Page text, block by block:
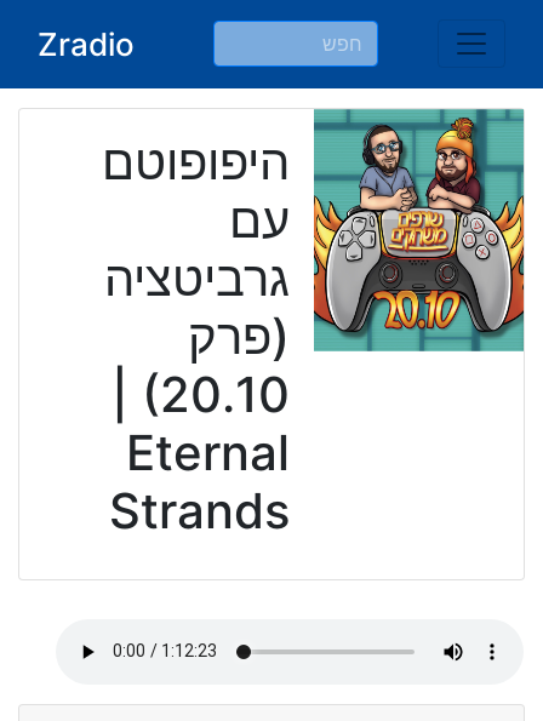
Zradio
היפופוטם
עם
גרביטציה
(פרק
20.10) |
Eternal
Strands